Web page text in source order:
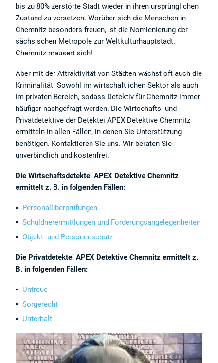
bis zu 80% zerstörte Stadt wieder in ihren ursprünglichen
Zustand zu versetzen. Worüber sich die Menschen in
Chemnitz besonders freuen, ist die Nomienierung der
sächsischen Metropole zur Weltkulturhauptstadt.
Chemnitz mausert sich!
Aber mit der Attraktivität von Städten wächst oft auch die
Kriminalität. Sowohl im wirtschaftlichen Sektor als auch
im privaten Bereich, sodass Detektiv für Chemnitz immer
häufiger nachgefragt werden. Die Wirtschafts- und
Privatdetektive der Detektei APEX Detektive Chemnitz
ermitteln in allen Fällen, in denen Sie Unterstützung
benötigen. Kontaktieren Sie uns. Wir beraten Sie
unverbindlich und kostenfrei.
Die Wirtschaftsdetektei APEX Detektive Chemnitz
ermittelt z. B. in folgenden Fällen:
Personalüberprüfungen
Schuldnerermittlungen und Forderungsangelegenheiten
Objekt- und Personenschutz
Die Privatdetektei APEX Detektive Chemnitz ermittelt z.
B. in folgenden Fällen:
Untreue
Sorgerecht
Unterhalt